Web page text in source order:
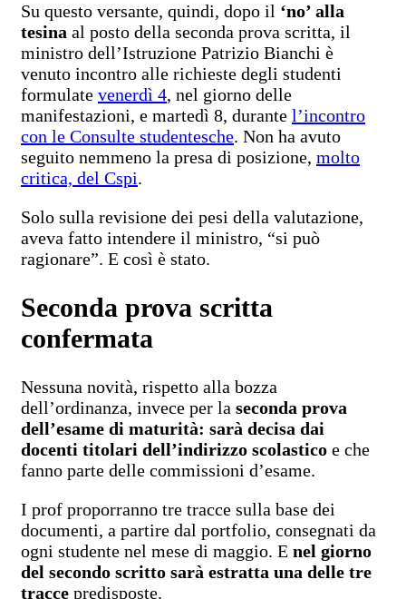
Su questo versante, quindi, dopo il ‘no’ alla
tesina al posto della seconda prova scritta, il
ministro dell’Istruzione Patrizio Bianchi è
venuto incontro alle richieste degli studenti
formulate venerdì 4, nel giorno delle
manifestazioni, e martedì 8, durante l’incontro
con le Consulte studentesche. Non ha avuto
seguito nemmeno la presa di posizione, molto
critica, del Cspi.
Solo sulla revisione dei pesi della valutazione,
aveva fatto intendere il ministro, “si può
ragionare”. E così è stato.
Seconda prova scritta
confermata
Nessuna novità, rispetto alla bozza
dell’ordinanza, invece per la seconda prova
dell’esame di maturità: sarà decisa dai
docenti titolari dell’indirizzo scolastico e che
fanno parte delle commissioni d’esame.
I prof proporranno tre tracce sulla base dei
documenti, a partire dal portfolio, consegnati da
ogni studente nel mese di maggio. E nel giorno
del secondo scritto sarà estratta una delle tre
tracce predisposte.